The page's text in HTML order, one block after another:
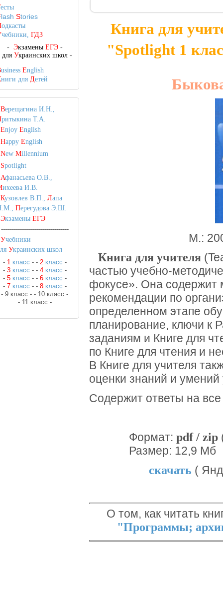
Книга для
"Spotlight 1
М.:
Книга для учителя
частью учебно-
фокусе». Она содержит
рекомендации по
определенном этапе
планирование, ключи к
заданиям и Книге для
по Книге для чтения и
В Книге для учителя
оценки знаний и
Содержит ответы на
Формат: pdf / zip
Размер: 12,9 Мб
скачать (
О том, как читать
"Программы;
есты
lash Stories
одкасты
чебники, ГДЗ
- Экзамены ЕГЭ-
для Украинских школ-
usiness English
ниги для Детей
Верещагина И.Н.,
ритыкина Т.А.
Enjoy English
Happy English
New Millennium
Spotlight
Афанасьева О.В.,
ихеева И.В.
Кузовлев В.П., Лапа
Перегудова Э.Ш.
Экзамены ЕГЭ
----------------------------------
Учебники
Украинских школ
- 1 класс - - 2 класс -
- 3 класс - - 4класс -
- 5 класс - - 6класс -
- 7 класс - - 8 класс -
- 9 класс - - 10 класс -
- 11 класс -